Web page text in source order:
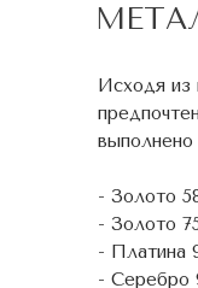
Исходя из
выполнено
- Золото
- Золото
- Платина
- Серебро